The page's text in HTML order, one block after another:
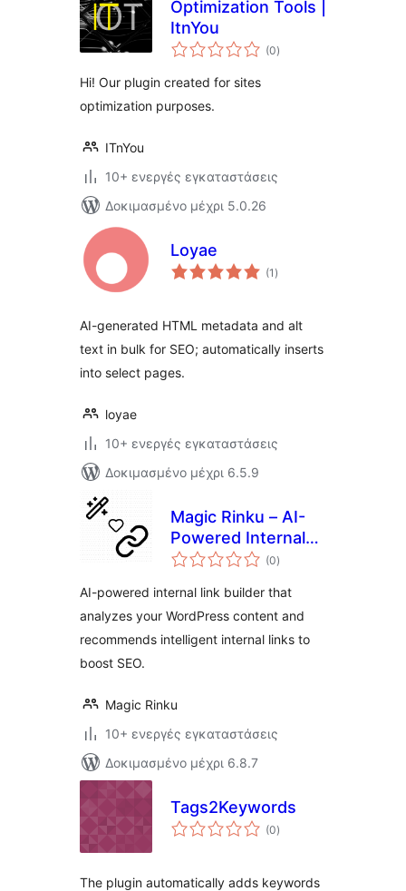
Optimization Tools |
ItnYou
(0αξιολογήσεις
σύνολο
)
Hi! Our plugin created for sites
optimization purposes.
ITnYou
10+ ενεργές εγκαταστάσεις
Δοκιμασμένο μέχρι 5.0.26
Loyae
(1 αξιολογήσεις
σύνολο
)
AI-generated HTML metadata and alt
text in bulk for SEO; automatically inserts
into select pages.
loyae
10+ ενεργές εγκαταστάσεις
Δοκιμασμένο μέχρι 6.5.9
Magic Rinku – AI-
Powered Internal
Linking for SEO
(0αξιολογήσεις
σύνολο
)
AI-powered internal link builder that
analyzes your WordPress content and
recommends intelligent internal links to
boost SEO.
Magic Rinku
10+ ενεργές εγκαταστάσεις
Δοκιμασμένο μέχρι 6.8.7
Tags2Keywords
(0αξιολογήσεις
σύνολο
)
The plugin automatically adds keywords